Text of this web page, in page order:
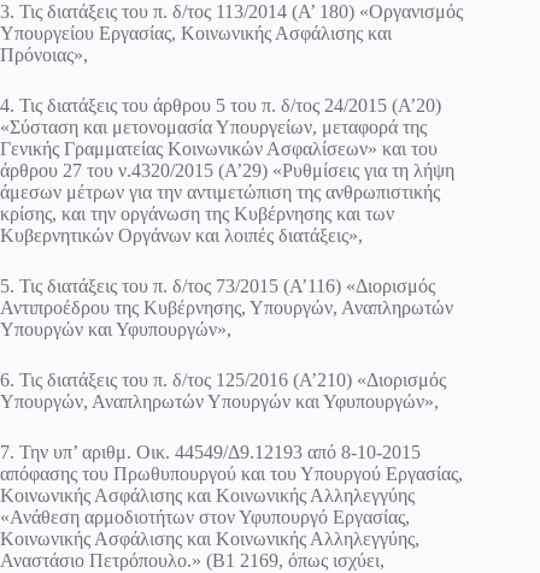
3. Τις διατάξεις του π. δ/τος 113/2014 (Α’ 180) «Οργανισμός
Υπουργείου Εργασίας, Κοινωνικής Ασφάλισης και
Πρόνοιας»,
4. Τις διατάξεις του άρθρου 5 του π. δ/τος 24/2015 (Α’20)
«Σύσταση και μετονομασία Υπουργείων, μεταφορά της
Γενικής Γραμματείας Κοινωνικών Ασφαλίσεων» και του
άρθρου 27 του ν.4320/2015 (Α’29) «Ρυθμίσεις για τη λήψη
άμεσων μέτρων για την αντιμετώπιση της ανθρωπιστικής
κρίσης, και την οργάνωση της Κυβέρνησης και των
Κυβερνητικών Οργάνων και λοιπές διατάξεις»,
5. Τις διατάξεις του π. δ/τος 73/2015 (Α’116) «Διορισμός
Αντιπροέδρου της Κυβέρνησης, Υπουργών, Αναπληρωτών
Υπουργών και Υφυπουργών»,
6. Τις διατάξεις του π. δ/τος 125/2016 (Α’210) «Διορισμός
Υπουργών, Αναπληρωτών Υπουργών και Υφυπουργών»,
7. Την υπ’ αριθμ. Οικ. 44549/Δ9.12193 από 8-10-2015
απόφασης του Πρωθυπουργού και του Υπουργού Εργασίας,
Κοινωνικής Ασφάλισης και Κοινωνικής Αλληλεγγύης
«Ανάθεση αρμοδιοτήτων στον Υφυπουργό Εργασίας,
Κοινωνικής Ασφάλισης και Κοινωνικής Αλληλεγγύης,
Αναστάσιο Πετρόπουλο.» (Β1 2169, όπως ισχύει,